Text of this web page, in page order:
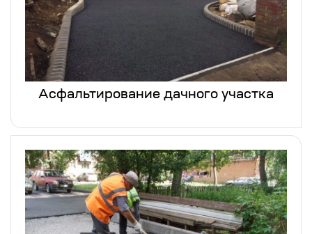
Асфальтирование дачного участка